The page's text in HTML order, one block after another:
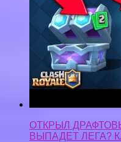
ОТКРЫЛ
ВЫПАДЕТ ЛЕГА?